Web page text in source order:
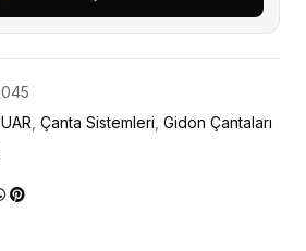
Çanta Sistemleri Gidon Çantaları